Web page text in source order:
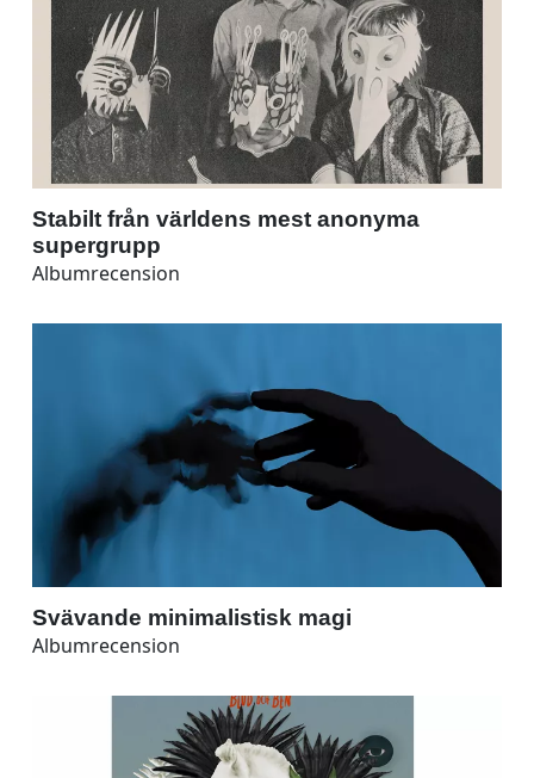
Stabilt från världens mest anonyma
supergrupp
Albumrecension
Svävande minimalistisk magi
Albumrecension